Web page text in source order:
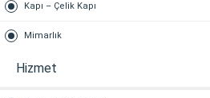
Kapı – Çelik Kapı
Mimarlık
Hizmet